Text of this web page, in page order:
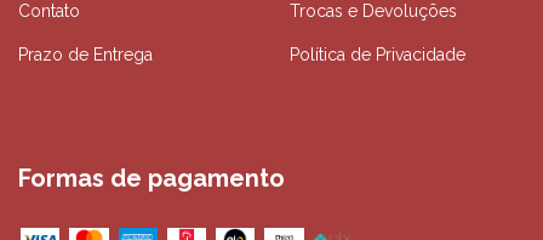
Contato Trocas e Devoluções
Prazo de Entrega Política de Privacidade
Formas de pagamento